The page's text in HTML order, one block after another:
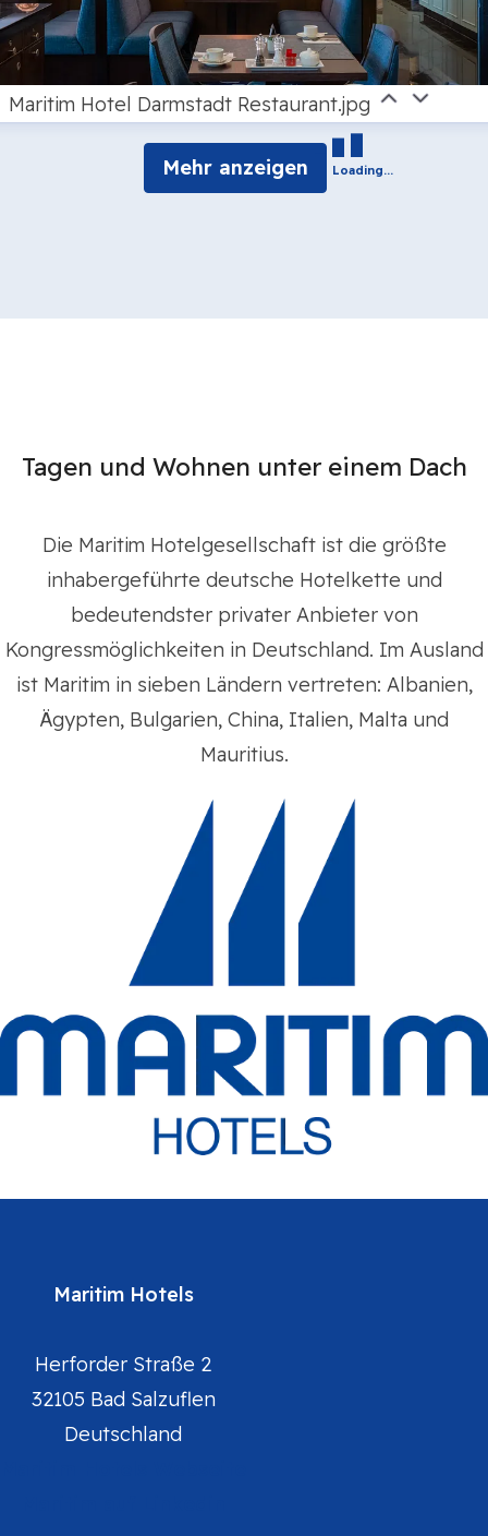
Maritim Hotel Darmstadt Restaurant.jpg
Mehr anzeigen Loading...
Tagen und Wohnen unter einem Dach
Die Maritim Hotelgesellschaft ist die größte
inhabergeführte deutsche Hotelkette und
bedeutendster privater Anbieter von
Kongressmöglichkeiten in Deutschland. Im Ausland
ist Maritim in sieben Ländern vertreten: Albanien,
Ägypten, Bulgarien, China, Italien, Malta und
Mauritius.
Maritim Hotels
Herforder Straße 2
32105 Bad Salzuflen
Deutschland